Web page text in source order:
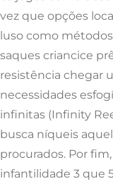
vez que opções
luso como
saques criancice
resistência chegar
necessidades
infinitas (Infinity
busca níqueis
procurados. Por
infantilidade 3 que